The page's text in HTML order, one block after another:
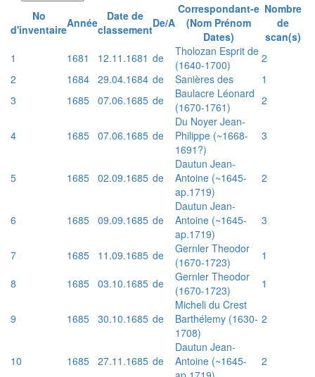
No
d'inventaireAnnée
Date de
classementDe/A
Correspondant-e
(Nom Prénom
Dates)
Nombre
de
scan(s)
1
1681 12.11.1681 de
Tholozan Esprit de
(1640-1700)
2
2
1684 29.04.1684 de Sanières des
1
3
1685 07.06.1685 de
Baulacre Léonard
(1670-1761)
2
4 1685 07.06.1685 de
Du Noyer Jean-
Philippe (~1668-
1691?)
3
5 1685 02.09.1685 de
Dautun Jean-
Antoine (~1645-
ap.1719)
2
6 1685 09.09.1685 de
Dautun Jean-
Antoine (~1645-
ap.1719)
3
7 1685 11.09.1685 de
Gernler Theodor
(1670-1723)
1
8
1685 03.10.1685 de
Gernler Theodor
(1670-1723)
1
9 1685 30.10.1685 de
Micheli du Crest
Barthélemy (1630-
1708)
2
10 1685 27.11.1685 de
Dautun Jean-
Antoine (~1645-
2